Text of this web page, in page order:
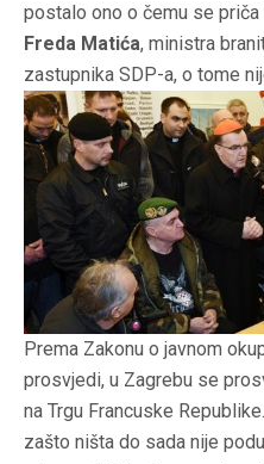
postalo ono o čemu se
Freda Matića, ministra
zastupnika SDP-a, o tome
Prema Zakonu o javnom
prosvjedi, u Zagrebu se
na Trgu Francuske
zašto ništa do sada nije